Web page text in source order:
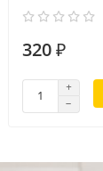
320 ₽